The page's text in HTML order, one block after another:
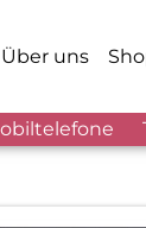
Über uns